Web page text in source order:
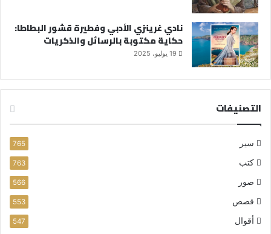
نادي غرينزي الأدبي وفطيرة قشور البطاطا:
حكاية مكتوبة بالرسائل والذكريات
19 يوليو، 2025
التصنيفات
سير 765
كتب 763
صور 566
قصص 553
أقوال 547